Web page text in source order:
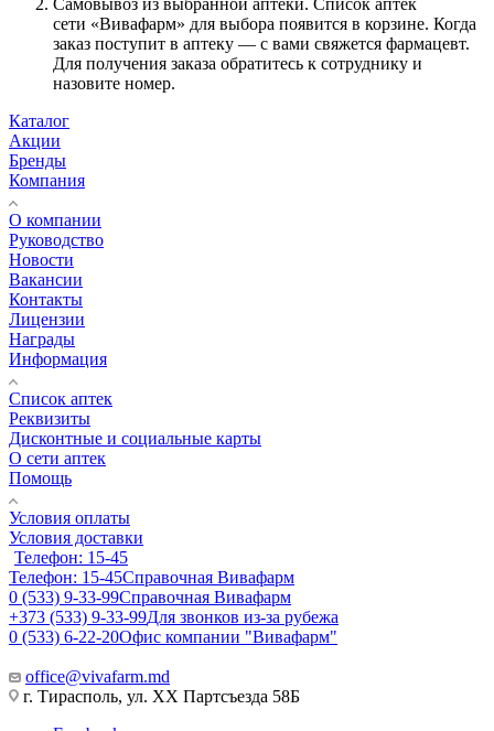
сети «Вивафарм» для выбора появится в корзине. Когда
заказ поступит в аптеку — с вами свяжется фармацевт.
Для получения заказа обратитесь к сотруднику и
назовите номер.
Каталог
Акции
Бренды
Компания
О компании
Руководство
Новости
Вакансии
Контакты
Лицензии
Награды
Информация
Список аптек
Реквизиты
Дисконтные и социальные карты
О сети аптек
Помощь
Условия оплаты
Условия доставки
Телефон: 15-45
Телефон: 15-45Справочная Вивафарм
0 (533) 9-33-99Справочная Вивафарм
+373 (533) 9-33-99Для звонков из-за рубежа
0 (533) 6-22-20Офис компании "Вивафарм"
office@vivafarm.md
г. Тирасполь, ул. ХХ Партсъезда 58Б